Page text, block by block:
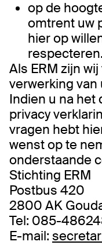
op de
omtrent uw
hier op
respecteren.
Als ERM zijn
verwerking
Indien u na het
privacy
vragen hebt
wenst op te
onderstaande
Stichting ERM
Postbus 420
2800 AK
Tel: 085-
E-mail: